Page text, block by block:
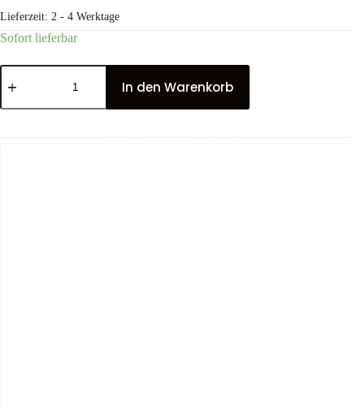
Lieferzeit: 2 - 4 Werktage
Sofort lieferbar
In den Warenkorb